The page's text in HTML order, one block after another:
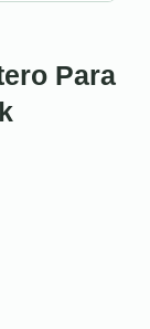
Para